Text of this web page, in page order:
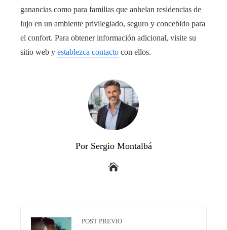
ganancias como para familias que anhelan residencias de
lujo en un ambiente privilegiado, seguro y concebido para
el confort. Para obtener información adicional, visite su
sitio web y establezca contacto con ellos.
Por Sergio Montalbá
POST PREVIO